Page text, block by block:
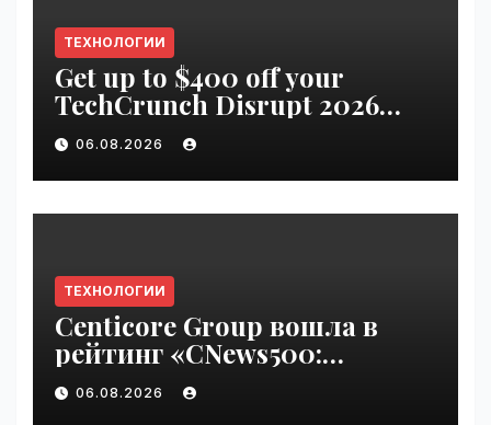
ТЕХНОЛОГИИ
Get up to $400 off your
TechCrunch Disrupt 2026
pass until Friday | VseTime.ru
06.08.2026
ТЕХНОЛОГИИ
Centicore Group вошла в
рейтинг «CNews500:
Крупнейшие ИТ-компании
России» | VseTime.ru
06.08.2026